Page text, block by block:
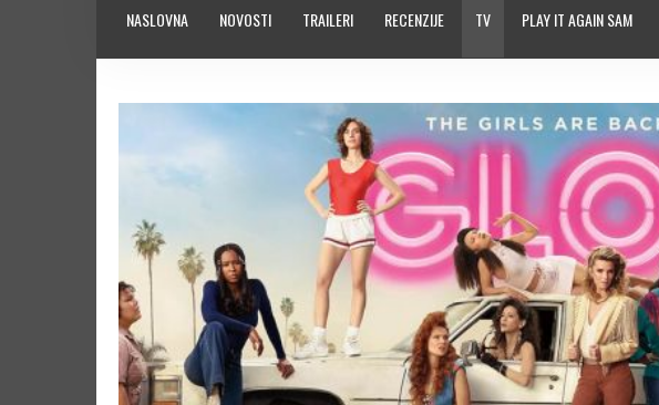
NASLOVNA NOVOSTI TRAILERI RECENZIJE TV PLAY IT AGAIN SAM